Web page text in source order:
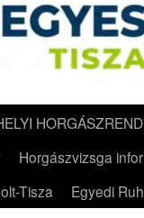
HORGÁSZREND
Horgászvizsga
Tisza Egyedi